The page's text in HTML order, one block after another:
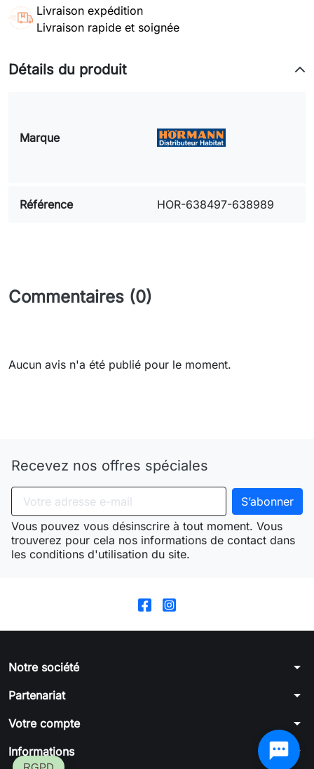
Livraison expédition
Livraison rapide et soignée
Détails du produit
Marque
Référence HOR-638497-638989
Commentaires (0)
Aucun avis n'a été publié pour le moment.
Recevez nos offres spéciales
Vous pouvez vous désinscrire à tout moment. Vous
trouverez pour cela nos informations de contact dans
les conditions d'utilisation du site.
Notre société arrow_drop_down
Partenariat arrow_drop_down
Votre compte arrow_drop_down
Informations arrow_drop_down